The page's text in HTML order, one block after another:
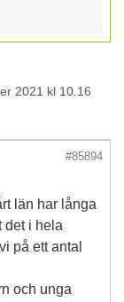
2021 kl 10.16
#85894
län har långa
det i hela
på ett antal
och unga